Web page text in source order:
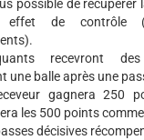
possible de récupérer
effet de contrôle
recevront
une balle après une
gagnera 250
les 500 points
décisives